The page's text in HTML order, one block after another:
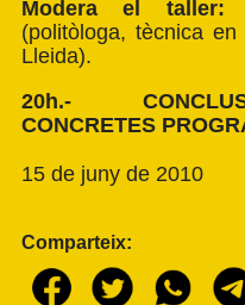
Modera el taller:
(politòloga, tècnica
Lleida).
20h.-
CONCRETES
15 de juny de 2010
Comparteix: